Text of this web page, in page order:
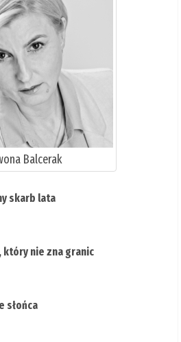
Balcerak
skarb lata
który nie zna granic
słońca